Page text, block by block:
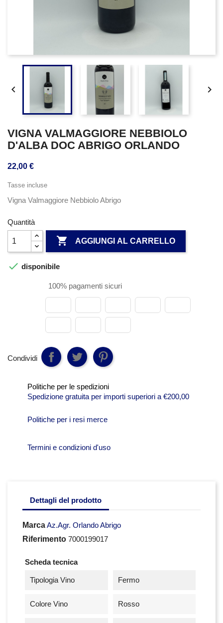
 
VIGNA VALMAGGIORE NEBBIOLO
D'ALBA DOC ABRIGO ORLANDO
22,00 €
Tasse incluse
Vigna Valmaggiore Nebbiolo Abrigo
Quantità
 AGGIUNGI AL CARRELLO
 disponibile
100% pagamenti sicuri
Condividi
Politiche per le spedizioni
Spedizione gratuita per importi superiori a €200,00
Politiche per i resi merce
Termini e condizioni d'uso
Dettagli del prodotto
MarcaAz.Agr. Orlando Abrigo
Riferimento 7000199017
Scheda tecnica
Tipologia Vino Fermo
Colore Vino Rosso